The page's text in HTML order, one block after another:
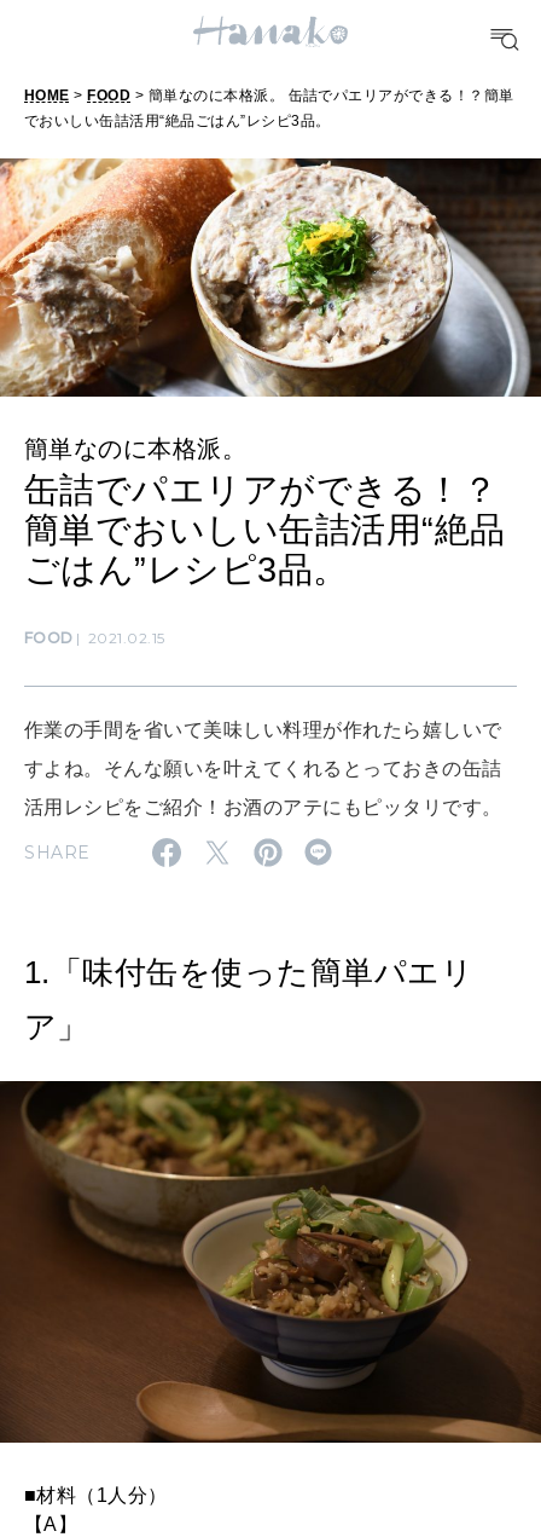
どこ行く？
FORTUNE
[12星座別] Weekly Holoscope
[12星座別] Monthly Love Holoscope
女神まり愛のタロットメッセージ
算命学がわかる今月のあなた
HEALTH
自分にやさしく
LEARN
知る、考える
MAMA
ママもいろいろ
CULTURE
WORK&MONEY
いい人生って？
MAGAZINE
特集
2026年9月号「北海道 おいしく遊ぶ、夏のご褒美旅。」
2026年8月号『お茶の時間です。』
2026年7月号「鎌倉 ローカルが 教えてくれた 本当の歩き方。」
2026年6月号「大銀座 トレンドが生まれる 新しい一流店へ。」
2026年5月号「“大好き”に出会いに。韓国」
2026年4月号「未来をつくる、学びの教科書。」
2026年3月号「スイーツ予想図 2026」
MAGAZINE MOOK
FOLLOW US!
HOME > FOOD > 簡単なのに本格派。 缶詰でパエリアができる！？簡単
でおいしい缶詰活用“絶品ごはん”レシピ3品。
簡単なのに本格派。
缶詰でパエリアができる！？
簡単でおいしい缶詰活用“絶品
ごはん”レシピ3品。
FOOD 2021.02.15
作業の手間を省いて美味しい料理が作れたら嬉しいで
すよね。そんな願いを叶えてくれるとっておきの缶詰
活用レシピをご紹介！お酒のアテにもピッタリです。
SHARE
1.「味付缶を使った簡単パエリ
ア」
■材料（1人分）
【A】